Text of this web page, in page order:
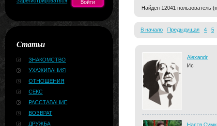
Статьи
ЗНАКОМСТВО
УХАЖИВАНИЯ
ОТНОШЕНИЯ
СЕКС
РАССТАВАНИЕ
ВОЗВРАТ
ДРУЖБА
Найден 12041 пользователь
В начало Предыдущая 4 5
Alexandr
Ис
Настя